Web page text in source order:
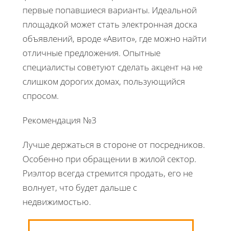
первые попавшиеся варианты. Идеальной
площадкой может стать электронная доска
объявлений, вроде «Авито», где можно найти
отличные предложения. Опытные
специалисты советуют сделать акцент на не
слишком дорогих домах, пользующийся
спросом.
Рекомендация №3
Лучше держаться в стороне от посредников.
Особенно при обращении в жилой сектор.
Риэлтор всегда стремится продать, его не
волнует, что будет дальше с
недвижимостью.